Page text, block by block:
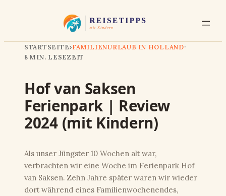
STARTSEITE›FAMILIENURLAUB IN HOLLAND·
8 MIN. LESEZEIT
Hof van Saksen
Ferienpark | Review
2024 (mit Kindern)
Als unser Jüngster 10 Wochen alt war,
verbrachten wir eine Woche im Ferienpark Hof
van Saksen. Zehn Jahre später waren wir wieder
dort während eines Familienwochenendes,